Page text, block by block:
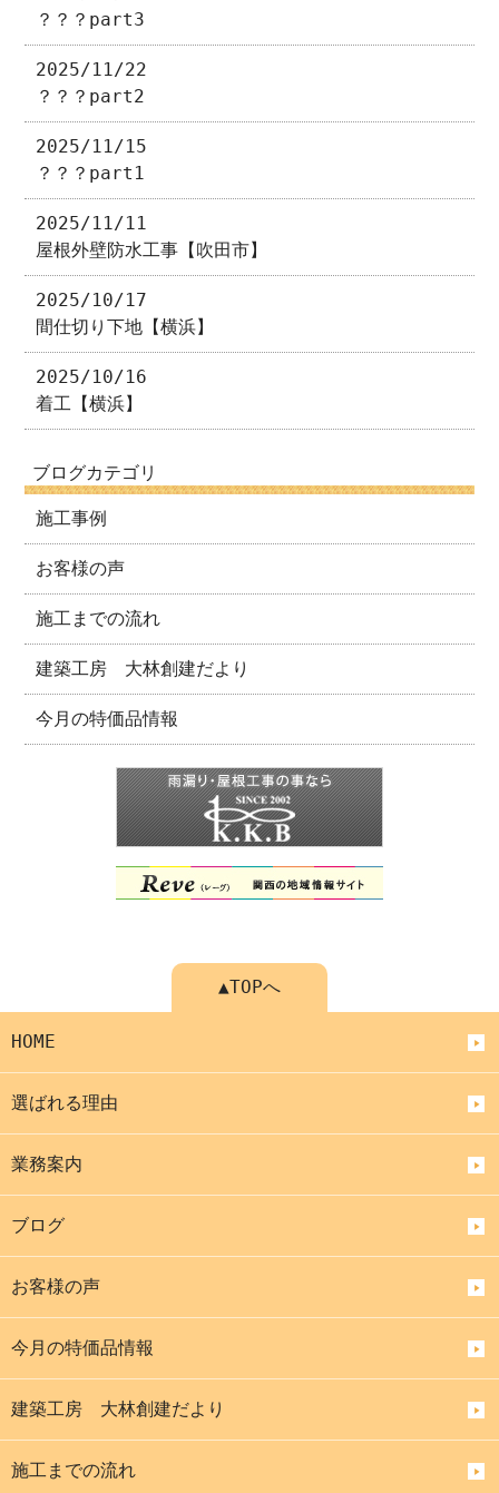
？？？part3
2025/11/22
？？？part2
2025/11/15
？？？part1
2025/11/11
屋根外壁防水工事【吹田市】
2025/10/17
間仕切り下地【横浜】
2025/10/16
着工【横浜】
ブログカテゴリ
施工事例
お客様の声
施工までの流れ
建築工房 大林創建だより
今月の特価品情報
▲TOPへ
HOME
選ばれる理由
業務案内
ブログ
お客様の声
今月の特価品情報
建築工房 大林創建だより
施工までの流れ